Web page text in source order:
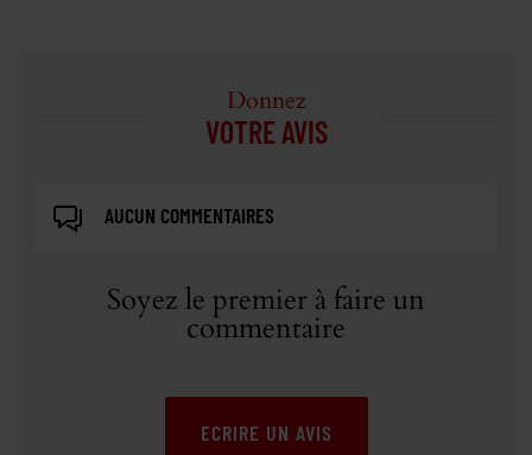
Donnez
VOTRE AVIS
AUCUN COMMENTAIRES
Soyez le premier à faire un
commentaire
ECRIRE UN AVIS